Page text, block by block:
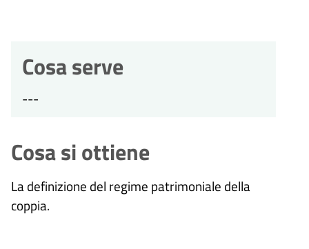
Cosa serve
---
Cosa si ottiene
La definizione del regime patrimoniale della
coppia.